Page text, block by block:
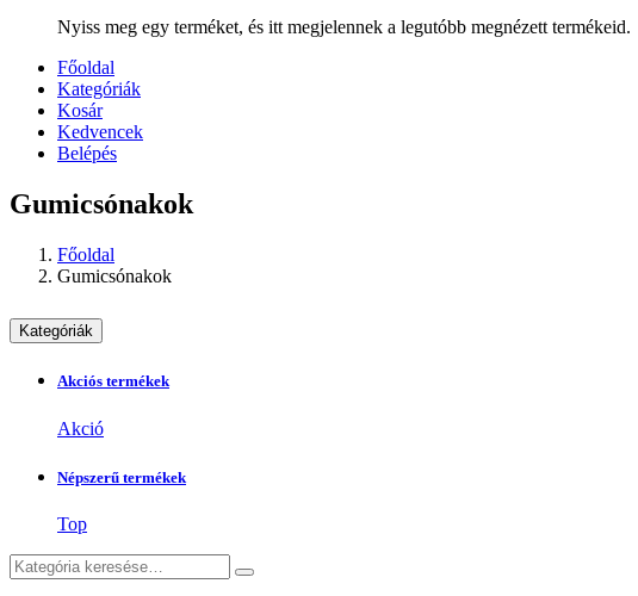
Nyiss meg egy terméket, és itt megjelennek a legutóbb megnézett termékeid.
Főoldal
Kategóriák
Kosár
Kedvencek
Belépés
Gumicsónakok
Főoldal
Gumicsónakok
Kategóriák
Akciós termékek
Akció
Népszerű termékek
Top